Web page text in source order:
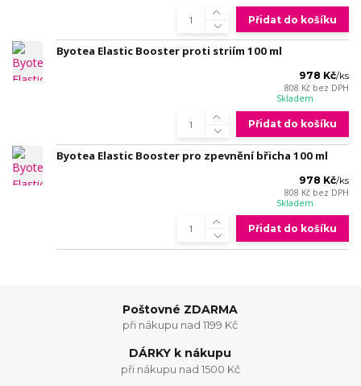
Přidat do košíku
Byotea Elastic Booster proti striím 100 ml
978 Kč/ks
808 Kč bez DPH
Skladem
Přidat do košíku
Byotea Elastic Booster pro zpevnění břicha 100 ml
978 Kč/ks
808 Kč bez DPH
Skladem
Přidat do košíku
Poštovné ZDARMA
při nákupu nad 1199 Kč
DÁRKY k nákupu
při nákupu nad 1500 Kč